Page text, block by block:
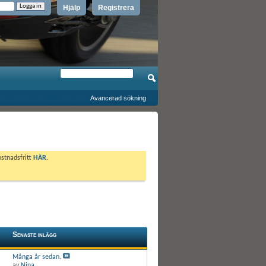
Registrera
Hjälp
Avancerad sökning
HÄR.
Senaste inlägg
Många år sedan.